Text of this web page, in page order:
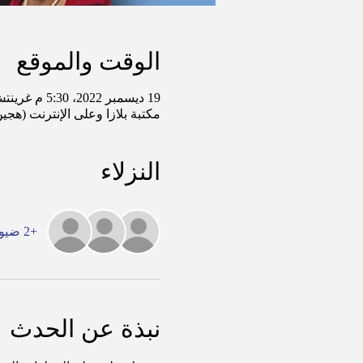
الوقت والموقع
19 ديسمبر 2022، 5:30 م غرينتش-6 – 20 ديسمبر 2022، 8:30 م غرينتش-6
مكتبة بلازا وعلى الإنترنت
النزلاء
+2 ضيوف آخرين
نبذة عن الحدث